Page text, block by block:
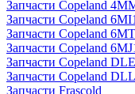
Запчасти Copeland
Запчасти Copeland
Запчасти Copeland
Запчасти Copeland
Запчасти Copeland DLE
Запчасти Copeland DLL
Запчасти Frascold